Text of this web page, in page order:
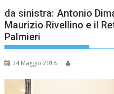
da sinistra: Antonio
Maurizio Rivellino e il
Palmieri
24 Maggio 2018